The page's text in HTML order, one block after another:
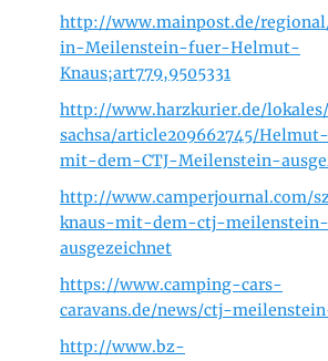
t
a
m
http://www.mainpost.de/
in-Meilenstein-fuer-Helmut-
Knaus;art779,9505331
http://www.harzkurier.de/
sachsa/article209662745/
mit-dem-CTJ-Meilenstein-
http://www.camperjournal.com/
knaus-mit-dem-ctj-meilenstein-
ausgezeichnet
https://www.camping-cars-
caravans.de/news/ctj-
http://www.bz-